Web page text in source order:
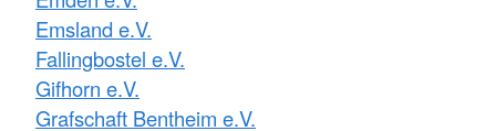
Emsland e.V.
Fallingbostel e.V.
Gifhorn e.V.
Grafschaft Bentheim e.V.